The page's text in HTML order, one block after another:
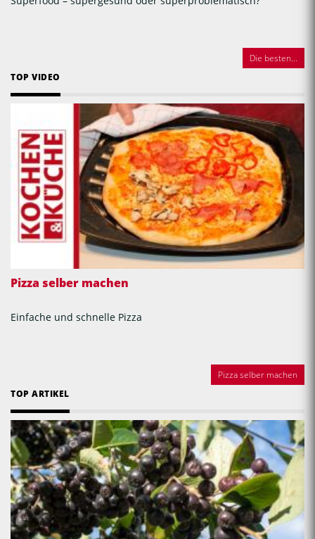
Die besten...
TOP VIDEO
Pizza selber machen
Einfache und schnelle Pizza
Pizza selber machen
TOP ARTIKEL